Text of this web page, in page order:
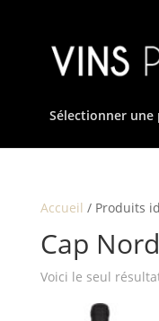
Sélectionner une
Accueil / Produits
Cap Nord
Voici le seul